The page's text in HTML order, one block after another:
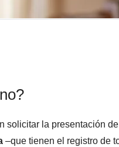
solicitar la presentación
–que tienen el registro de